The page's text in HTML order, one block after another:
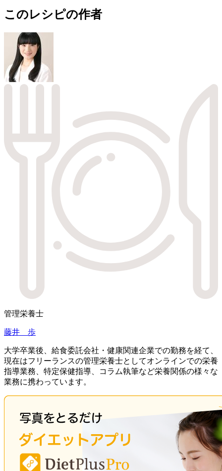
このレシピの作者
管理栄養士
藤井 歩
大学卒業後、給食委託会社・健康関連企業での勤務を経て、
現在はフリーランスの管理栄養士としてオンラインでの栄養
指導業務、特定保健指導、コラム執筆など栄養関係の様々な
業務に携わっています。